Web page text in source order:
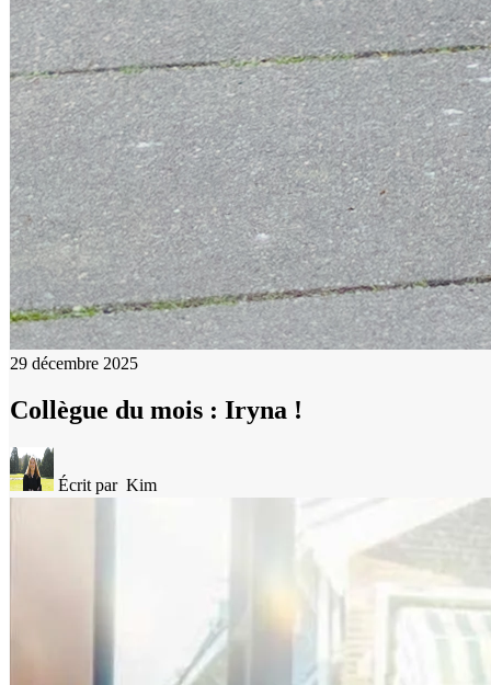
29 décembre 2025
Collègue du mois : Iryna !
Écrit par Kim